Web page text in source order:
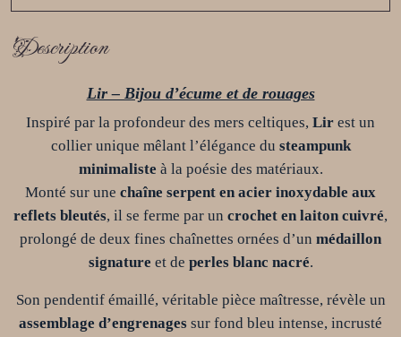
Description
Lir – Bijou d’écume et de rouages
Inspiré par la profondeur des mers celtiques, Lir est un
collier unique mêlant l’élégance du steampunk
minimaliste à la poésie des matériaux.
Monté sur une chaîne serpent en acier inoxydable aux
reflets bleutés, il se ferme par un crochet en laiton cuivré,
prolongé de deux fines chaînettes ornées d’un médaillon
signature et de perles blanc nacré.
Son pendentif émaillé, véritable pièce maîtresse, révèle un
assemblage d’engrenages sur fond bleu intense, incrusté